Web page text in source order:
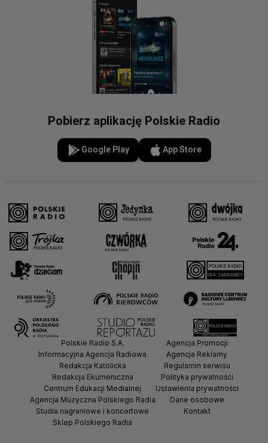
Pobierz aplikację Polskie Radio
Google Play App Store
Polskie Radio S.A.
Informacyjna Agencja Radiowa
Redakcja Katolicka
Redakcja Ekumeniczna
Centrum Edukacji Medialnej
Agencja Muzyczna Polskiego Radia
Studia nagraniowe i koncertowe
Sklep Polskiego Radia
Agencja Promocji
Agencja Reklamy
Regulamin serwisu
Polityka prywatności
Ustawienia prywatności
Dane osobowe
Kontakt